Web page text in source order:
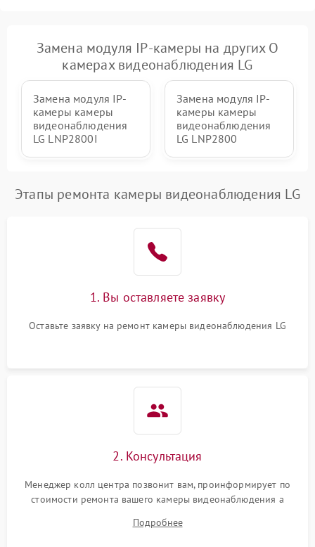
Замена модуля IP-камеры на других О
камерах видеонаблюдения LG
Замена модуля IP-
камеры камеры
видеонаблюдения
LG LNP2800I
Замена модуля IP-
камеры камеры
видеонаблюдения
LG LNP2800
Этапы ремонта камеры видеонаблюдения LG
1. Вы оставляете заявку
Оставьте заявку на ремонт камеры видеонаблюдения LG
2. Консультация
Менеджер колл центра позвонит вам, проинформирует по
стоимости ремонта вашего камеры видеонаблюдения а
Подробнее